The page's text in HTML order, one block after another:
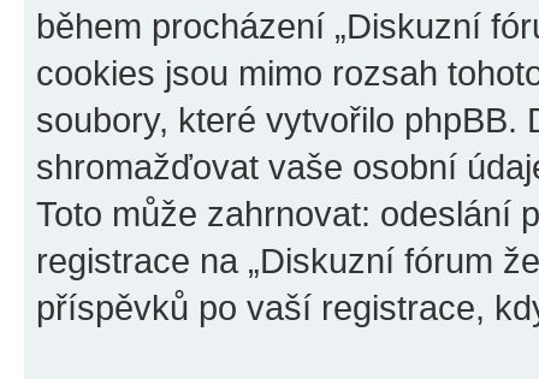
během procházení „Diskuzní
cookies jsou mimo rozsah
soubory, které vytvořilo phpBB.
shromažďovat vaše osobní
Toto může zahrnovat: odeslání
registrace na „Diskuzní fórum
příspěvků po vaší registrace,